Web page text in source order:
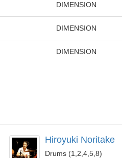
DIMENSION
DIMENSION
DIMENSION
Hiroyuki Noritake
Drums (1,2,4,5,8)